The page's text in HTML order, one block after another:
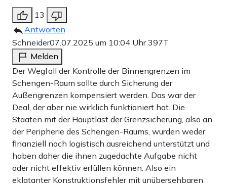
13
Antworten
Schneider07.07.2025 um 10:04 Uhr397T
Melden
Der Wegfall der Kontrolle der Binnengrenzen im
Schengen-Raum sollte durch Sicherung der
Außengrenzen kompensiert werden. Das war der
Deal, der aber nie wirklich funktioniert hat. Die
Staaten mit der Hauptlast der Grenzsicherung, also an
der Peripherie des Schengen-Raums, wurden weder
finanziell noch logistisch ausreichend unterstützt und
haben daher die ihnen zugedachte Aufgabe nicht
oder nicht effektiv erfüllen können. Also ein
eklatanter Konstruktionsfehler mit unübersehbaren